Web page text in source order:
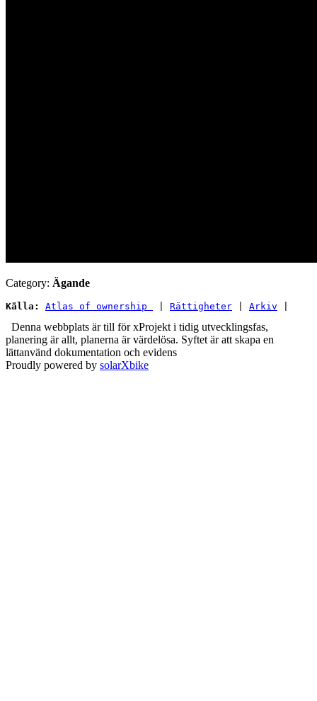
Category: Ägande
Källa: Atlas of ownership Rättigheter Arkiv
Denna webbplats är till för xProjekt i tidig utvecklingsfas,
planering är allt, planerna är värdelösa. Syftet är att skapa en
lättanvänd dokumentation och evidens
Proudly powered by solarXbike